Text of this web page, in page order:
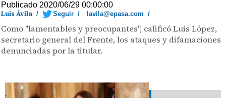
Publicado 2020/06/29 00:00:00
Luis Ávila / Seguir / lavila@epasa.com /
Como "lamentables y preocupantes", calificó Luis López,
secretario general del Frente, los ataques y difamaciones
denunciadas por la titular.